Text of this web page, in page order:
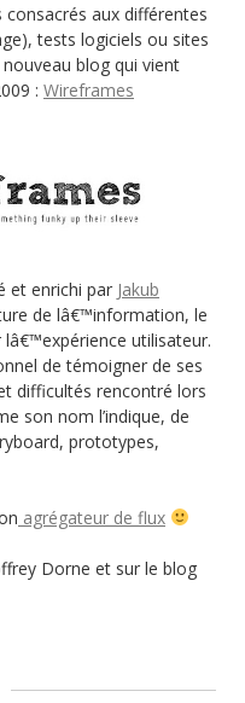
aux différentes
tests logiciels ou sites
blog qui vient
: Wireframes
et enrichi par Jakub
de lâ€™information, le
utilisateur.
de témoigner de ses
difficultés rencontré lors
son nom l’indique, de
prototypes,
agrégateur de flux
Dorne et sur le blog